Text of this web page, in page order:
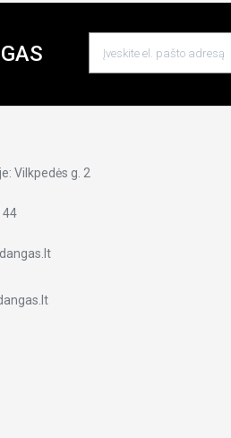
Vilkpedės g. 2
44